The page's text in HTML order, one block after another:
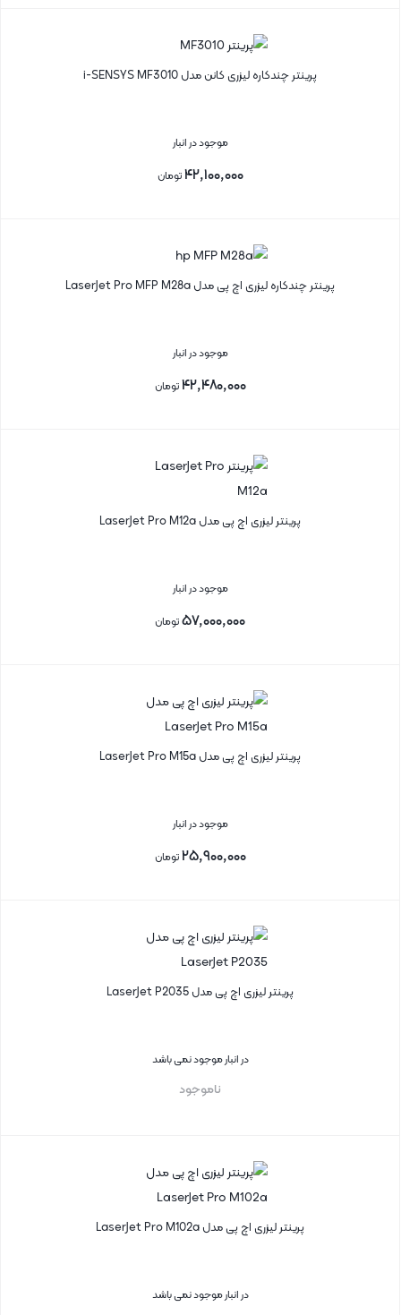
پرینتر چندکاره لیزری کانن مدل i-SENSYS MF3010
موجود در انبار
۴۲,۱۰۰,۰۰۰تومان
پرینتر چندکاره لیزری اچ پی مدل LaserJet Pro MFP M28a
موجود در انبار
۴۲,۴۸۰,۰۰۰تومان
پرینتر لیزری اچ پی مدل LaserJet Pro M12a
موجود در انبار
۵۷,۰۰۰,۰۰۰تومان
پرینتر لیزری اچ پی مدل LaserJet Pro M15a
موجود در انبار
۲۵,۹۰۰,۰۰۰تومان
پرینتر لیزری اچ پی مدل LaserJet P2035
در انبار موجود نمی باشد
ناموجود
پرینتر لیزری اچ پی مدل LaserJet Pro M102a
در انبار موجود نمی باشد